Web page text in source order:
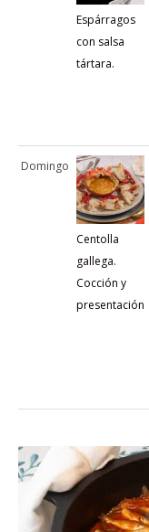
Espárragos
con salsa
tártara.
Domingo
Centolla
gallega.
Cocción y
presentación